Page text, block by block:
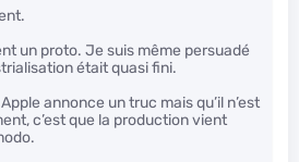
un proto. Je suis même persuadé
était quasi fini.
annonce un truc mais qu’il n’est
c’est que la production vient